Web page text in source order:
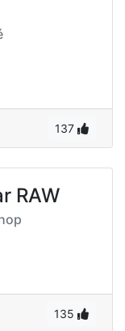
137
RAW
135